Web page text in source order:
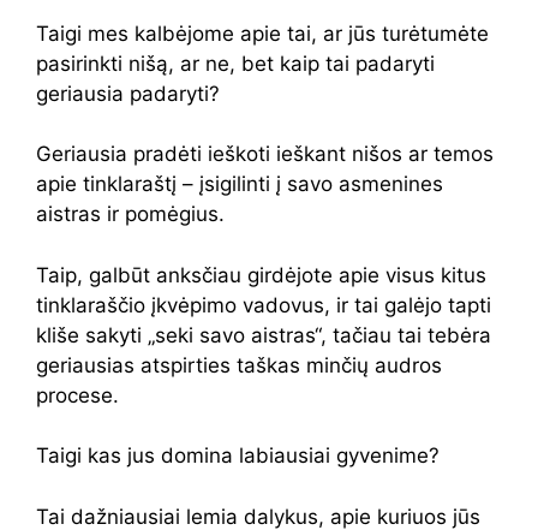
Taigi mes kalbėjome apie tai, ar jūs turėtumėte
pasirinkti nišą, ar ne, bet kaip tai padaryti
geriausia padaryti?
Geriausia pradėti ieškoti ieškant nišos ar temos
apie tinklaraštį – įsigilinti į savo asmenines
aistras ir pomėgius.
Taip, galbūt anksčiau girdėjote apie visus kitus
tinklaraščio įkvėpimo vadovus, ir tai galėjo tapti
kliše sakyti „seki savo aistras“, tačiau tai tebėra
geriausias atspirties taškas minčių audros
procese.
Taigi kas jus domina labiausiai gyvenime?
Tai dažniausiai lemia dalykus, apie kuriuos jūs